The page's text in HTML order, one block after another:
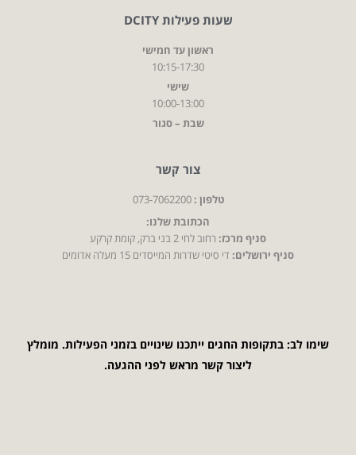
שעות פעילות DCITY
ראשון עד חמישי
10:15-17:30
שישי
10:00-13:00
שבת – סגור
צור קשר
טלפון : 073-7062200
הכתובת שלנו:
סניף מרכז:רחוב לחי 2 בני ברק, קומת קרקע
סניף ירושלים:די סיטי שדרות המייסדים 15 מעלה אדומים
שימו לב: בתקופות החגים ייתכנו שינויים בזמני הפעילות. מומלץ
ליצור קשר מראש לפני ההגעה.